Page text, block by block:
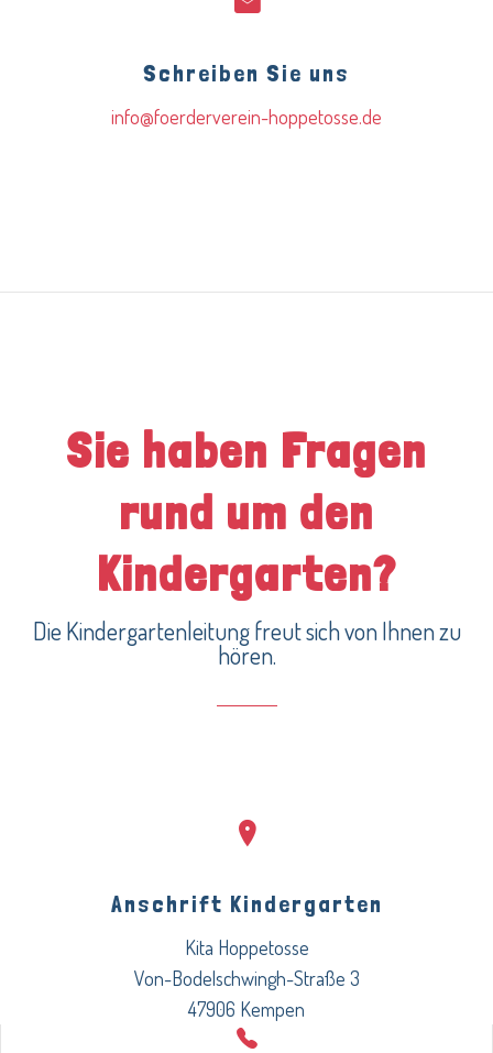
Schreiben Sie uns
info@foerderverein-hoppetosse.de
Sie haben Fragen
rund um den
Kindergarten?
Die Kindergartenleitung freut sich von Ihnen zu
hören.
Anschrift Kindergarten
Kita Hoppetosse
Von-Bodelschwingh-Straße 3
47906 Kempen